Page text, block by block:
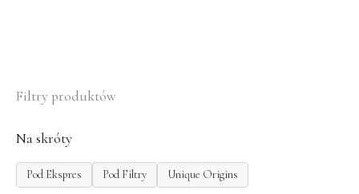
Filtry produktów
Na skróty
Pod Ekspres Pod Filtry Unique Origins